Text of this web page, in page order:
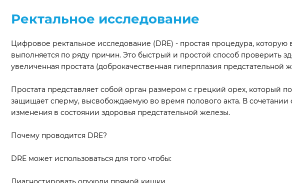
Ректальное исследование
Цифровое ректальное исследование (DRE) - простая процедура,
выполняется по ряду причин. Это быстрый и простой способ проверить
увеличенная простата (доброкачественная гиперплазия
Простата представляет собой орган размером с грецкий орех, который
защищает сперму, высвобождаемую во время полового акта. В
изменения в состоянии здоровья предстательной железы.
Почему проводится DRE?
DRE может использоваться для того чтобы: